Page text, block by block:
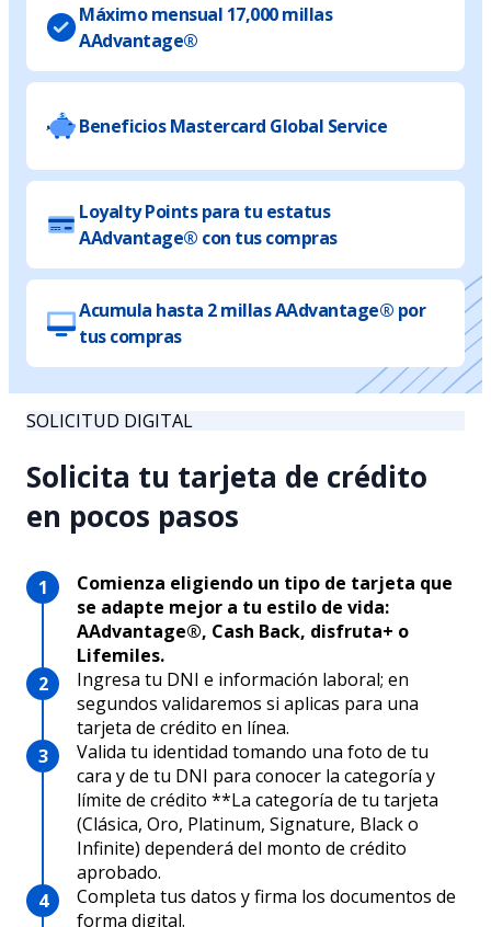
Máximo mensual 17,000 millas
AAdvantage®
Beneficios Mastercard Global Service
Loyalty Points para tu estatus
AAdvantage® con tus compras
Acumula hasta 2 millas AAdvantage® por
tus compras
SOLICITUD DIGITAL
Solicita tu tarjeta de crédito
en pocos pasos
Comienza eligiendo un tipo de tarjeta que
se adapte mejor a tu estilo de vida:
AAdvantage®, Cash Back, disfruta+ o
Lifemiles.
Ingresa tu DNI e información laboral; en
segundos validaremos si aplicas para una
tarjeta de crédito en línea.
Valida tu identidad tomando una foto de tu
cara y de tu DNI para conocer la categoría y
límite de crédito **La categoría de tu tarjeta
(Clásica, Oro, Platinum, Signature, Black o
Infinite) dependerá del monto de crédito
aprobado.
Completa tus datos y firma los documentos de
forma digital.